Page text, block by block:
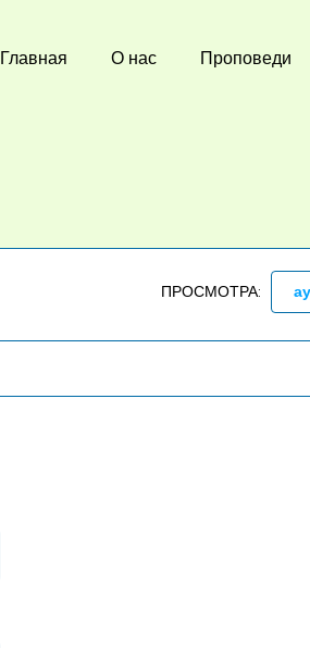
Главная О нас Проповеди
ПРОСМОТРА: